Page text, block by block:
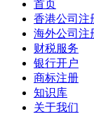
首页
香港公司注
海外公司注
财税服务
银行开户
商标注册
知识库
关于我们